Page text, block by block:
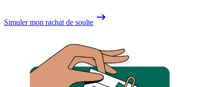
Simuler mon rachat de soulte